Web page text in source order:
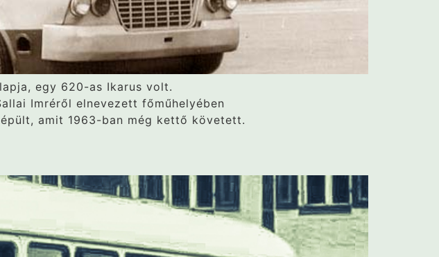
egy 620-as Ikarus volt.
Imréről elnevezett főműhelyében
amit 1963-ban még kettő követett.